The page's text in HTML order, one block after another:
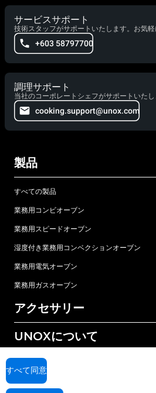
サービスサポート
技術スタッフがサポートいたします。お気軽
+603 58797700
調理サポート
当社のコーポレートシェフがサポートいたし
cooking.support@unox.com
製品
すべての製品
業務用コンビオーブン
業務用スピードオーブン
湿度付き業務用コンベクションオーブン
業務用電気オーブン
業務用ガスオーブン
アクセサリー
すべてのアクセサリー
逆浸透水処理
UNOXについて
世界各地の拠点
サポート
すべて同意